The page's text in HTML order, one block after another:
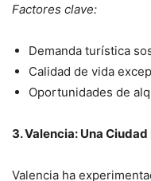
Factores clave:
Demanda turística
Calidad de vida
Oportunidades de
3. Valencia: Una
Valencia ha